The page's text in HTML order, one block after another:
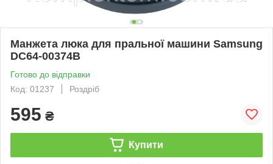
Манжета люка для пральної машини Samsung
DC64-00374B
Готово до відправки
Код: 01237
Роздріб
595 ₴
Купити